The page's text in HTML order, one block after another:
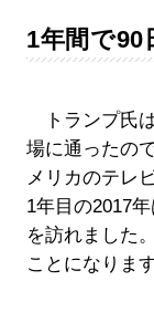
1年間で90
トランプ氏
場に通ったの
メリカのテレ
1年目の2017
を訪れました
ことになります